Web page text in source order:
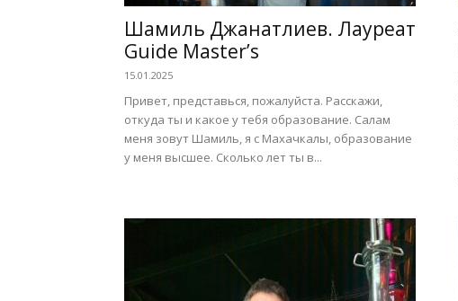
Шамиль Джанатлиев. Лауреат
Guide Master’s
15.01.2025
Привет, представься, пожалуйста. Расскажи,
откуда ты и какое у тебя образование. Салам
меня зовут Шамиль, я с Махачкалы, образование
у меня высшее. Сколько лет ты в...